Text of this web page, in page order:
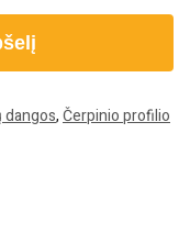
dangos,Čerpinio profilio